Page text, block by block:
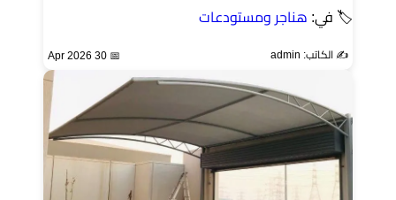
🏷 في: هناجر ومستودعات
✍️ الكاتب: admin 📅 30 Apr 2026